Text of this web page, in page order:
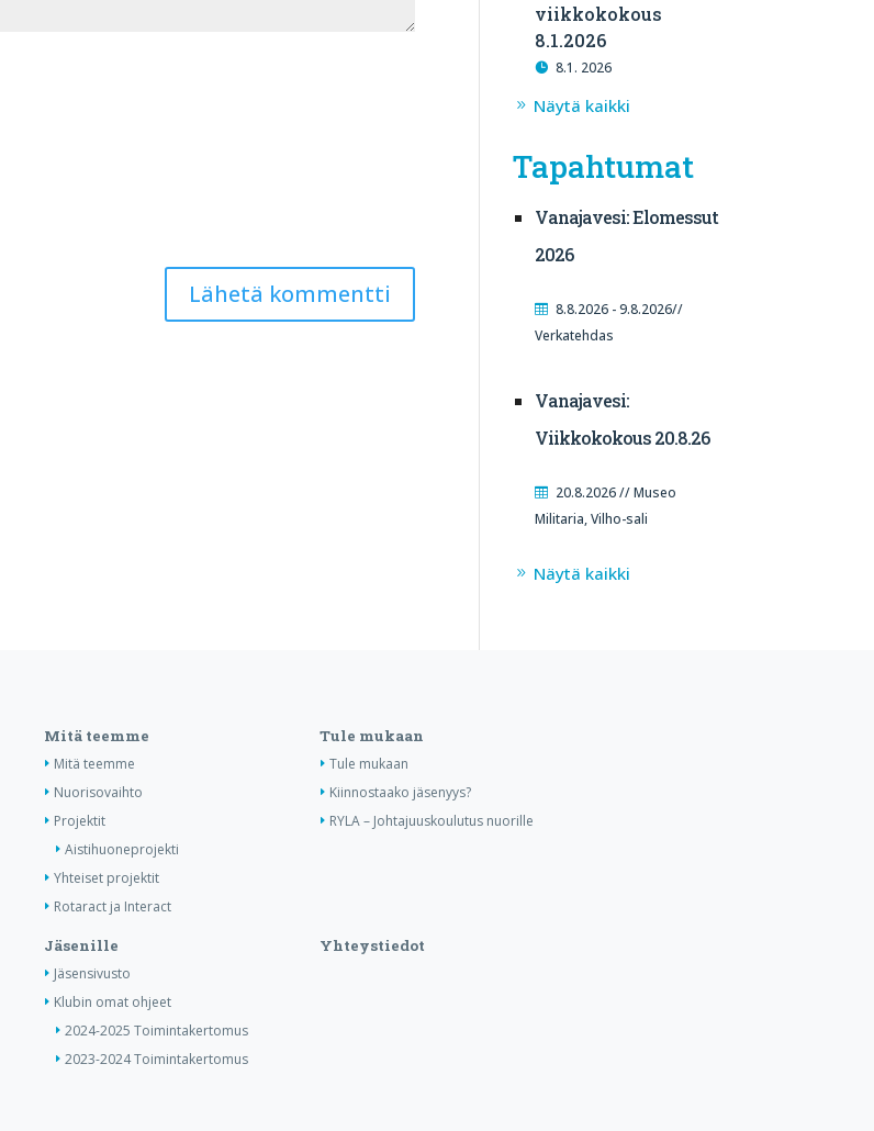
viikkokokous
8.1.2026
8.1. 2026
Näytä kaikki
Tapahtumat
Vanajavesi: Elomessut
2026
8.8.2026 - 9.8.2026//
Verkatehdas
Vanajavesi:
Viikkokokous 20.8.26
20.8.2026 // Museo
Militaria, Vilho-sali
Näytä kaikki
Mitä teemme
Mitä teemme
Nuorisovaihto
Projektit
Aistihuoneprojekti
Yhteiset projektit
Rotaract ja Interact
Tule mukaan
Tule mukaan
Kiinnostaako jäsenyys?
RYLA – Johtajuuskoulutus nuorille
Jäsenille
Jäsensivusto
Klubin omat ohjeet
2024-2025 Toimintakertomus
2023-2024 Toimintakertomus
Yhteystiedot